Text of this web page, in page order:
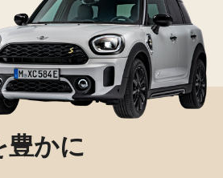
豊かに